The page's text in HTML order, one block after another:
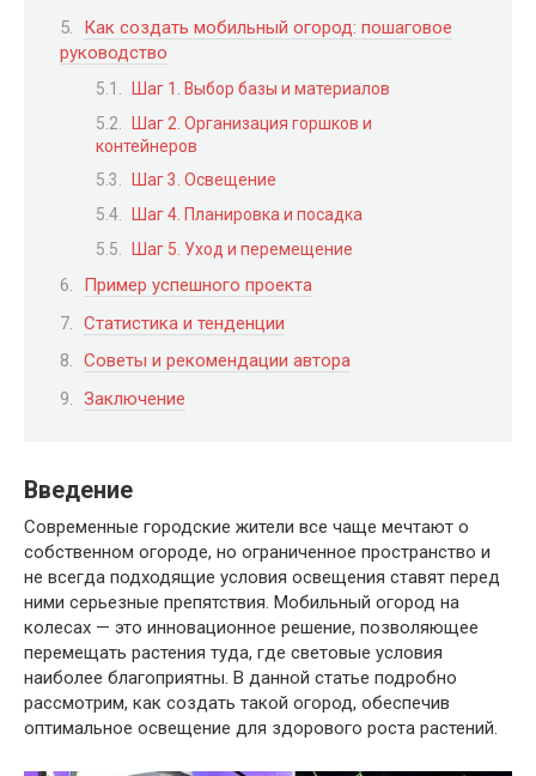
Как создать мобильный огород: пошаговое
руководство
Шаг 1. Выбор базы и материалов
Шаг 2. Организация горшков и
контейнеров
Шаг 3. Освещение
Шаг 4. Планировка и посадка
Шаг 5. Уход и перемещение
Пример успешного проекта
Статистика и тенденции
Советы и рекомендации автора
Заключение
Введение
Современные городские жители все чаще мечтают о
собственном огороде, но ограниченное пространство и
не всегда подходящие условия освещения ставят перед
ними серьезные препятствия. Мобильный огород на
колесах — это инновационное решение, позволяющее
перемещать растения туда, где световые условия
наиболее благоприятны. В данной статье подробно
рассмотрим, как создать такой огород, обеспечив
оптимальное освещение для здорового роста растений.